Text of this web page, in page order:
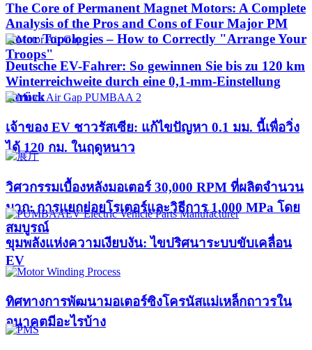
The Core of Permanent Magnet Motors: A Complete
Analysis of the Pros and Cons of Four Major PM
Rotor Topologies – How to Correctly "Arrange Your
Troops"
Deutsche EV-Fahrer: So gewinnen Sie bis zu 120 km
Winterreichweite durch eine 0,1-mm-Einstellung
zurück
เจ้าของ EV ชาวรัสเซีย: แก้ไขปัญหา 0.1 มม. นี้เพื่อวิ่ง
ได้ 120 กม. ในฤดูหนาว
วิศวกรรมเบื้องหลังมอเตอร์ 30,000 RPM ที่ผลิตจำนวน
มาก: การแยกย่อยโรเตอร์และวิธีการ 1,000 MPa โดย
สมบูรณ์
ขุมพลังแห่งความเงียบงัน: ไขปริศนาระบบขับเคลื่อน
EV
ทิศทางการพัฒนามอเตอร์ซิงโครนัสแม่เหล็กถาวรใน
อนาคตมีอะไรบ้าง